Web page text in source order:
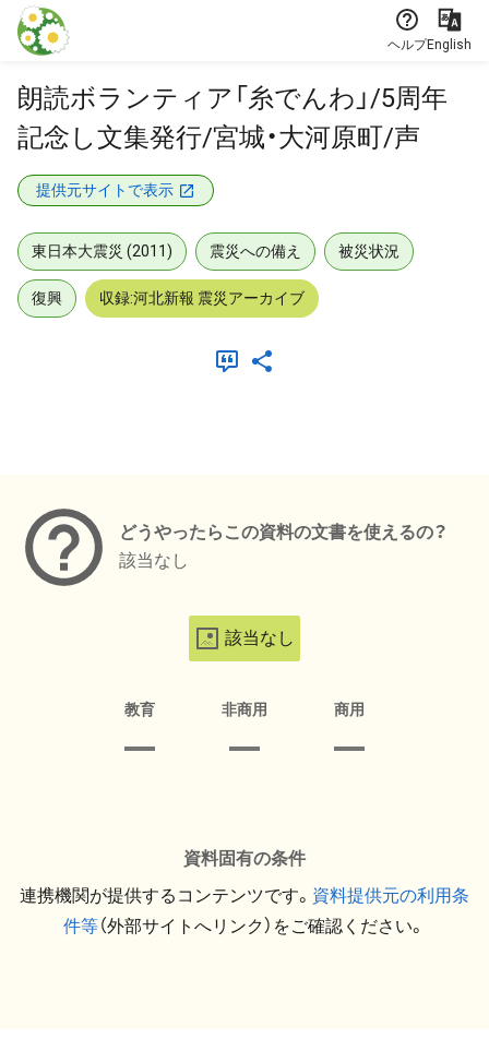
本文に飛ぶ
ヘルプEnglish
朗読ボランティア「糸でんわ」/5周年
記念し文集発行/宮城・大河原町/声
提供元サイトで表示
東日本大震災 (2011) 震災への備え 被災状況
復興 収録:河北新報 震災アーカイブ
どうやったらこの資料の文書を使えるの？
該当なし
該当なし
教育 非商用 商用
資料固有の条件
連携機関が提供するコンテンツです。 資料提供元の利用条
件等（外部サイトへリンク）をご確認ください。